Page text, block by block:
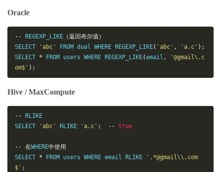
Oracle
-- REGEXP_LIKE （返回布尔值）
SELECT
'abc' FROM dual WHERE REGEXP_LIKE( 'abc' , 'a.c' );
SELECT * FROM users WHERE REGEXP_LIKE(email ,
'@gmail\.c
om$' );
Hive / MaxCompute
-- RLIKE
SELECT
'abc' RLIKE 'a.c' ; -- true
-- 在WHERE中使用
SELECT * FROM users WHERE email RLIKE
'.*@gmail\\.com
$' ;